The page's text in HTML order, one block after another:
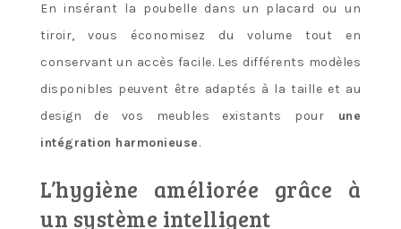
En insérant la poubelle dans un placard ou un
tiroir, vous économisez du volume tout en
conservant un accès facile. Les différents modèles
disponibles peuvent être adaptés à la taille et au
design de vos meubles existants pour une
intégration harmonieuse.
L’hygiène améliorée grâce à
un système intelligent